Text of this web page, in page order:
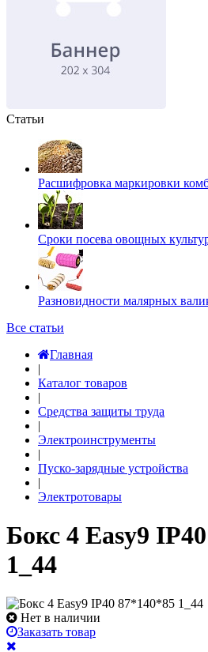
Статьи
Расшифровка маркировки
Сроки посева овощных
Разновидности малярных
Все статьи
Главная
|
Каталог товаров
|
Средства защиты труда
|
Электроинструменты
|
Пуско-зарядные устройства
|
Электротовары
Бокс 4 Easy9
1_44
Нет в наличии
Заказать товар